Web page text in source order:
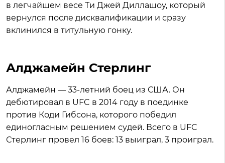
в легчайшем весе Ти Джей Диллашоу, который
вернулся после дисквалификации и сразу
вклинился в титульную гонку.
Алджамейн Стерлинг
Алджамейн — 33-летний боец из США. Он
дебютировал в UFC в 2014 году в поединке
против Коди Гибсона, которого победил
единогласным решением судей. Всего в UFC
Стерлинг провел 16 боев: 13 выиграл, 3 проиграл.